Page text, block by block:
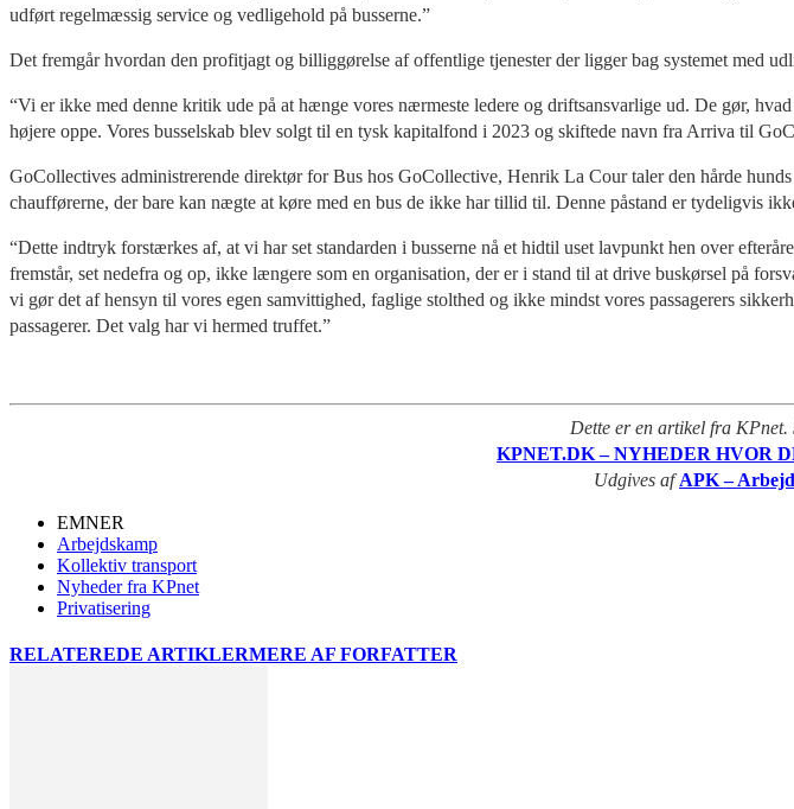
udført regelmæssig service og vedligehold på busserne.”
Det fremgår hvordan den profitjagt og billiggørelse af offentlige tjenester der ligger bag systemet med
“Vi er ikke med denne kritik ude på at hænge vores nærmeste ledere og driftsansvarlige ud. De gør,
højere oppe. Vores busselskab blev solgt til en tysk kapitalfond i 2023 og skiftede navn fra Arriva til
GoCollectives administrerende direktør for Bus hos GoCollective, Henrik La Cour taler den hårde
chaufførerne, der bare kan nægte at køre med en bus de ikke har tillid til. Denne påstand er tydeligvis
“Dette indtryk forstærkes af, at vi har set standarden i busserne nå et hidtil uset lavpunkt hen over
fremstår, set nedefra og op, ikke længere som en organisation, der er i stand til at drive buskørsel på
vi gør det af hensyn til vores egen samvittighed, faglige stolthed og ikke mindst vores passagerers
passagerer. Det valg har vi hermed truffet.”
Dette er en artikel fra
KPNET.DK – NYHEDER HVOR
Udgives afAPK –
EMNER
Arbejdskamp
Kollektiv transport
Nyheder fra KPnet
Privatisering
RELATEREDE ARTIKLERMERE AF FORFATTER